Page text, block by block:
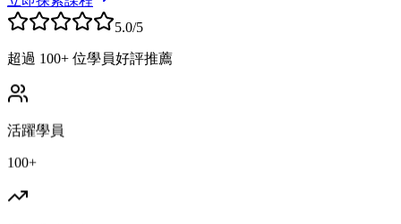
5.0/5
超過 100+ 位學員好評推薦
活躍學員
100+